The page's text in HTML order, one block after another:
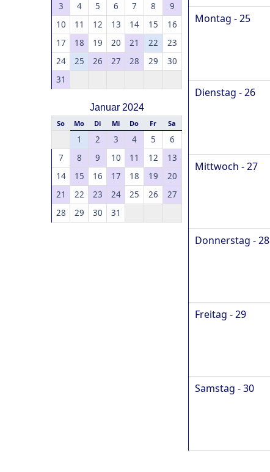
3
4 5 6 7 8
9
10
11 12 13 14 15
16
17
18 19 20 21 22
23
24
25 26 27 28 29
30
31
Januar 2024
So Mo Di Mi Do Fr Sa
1 2 3 4 5
6
7
8 9 10 11 12
13
14
15 16 17 18 19
20
21
22 23 24 25 26
27
28
29 30 31
Montag - 25
Dienstag - 26
Mittwoch - 27
Donnerstag - 28
Freitag - 29
Samstag - 30